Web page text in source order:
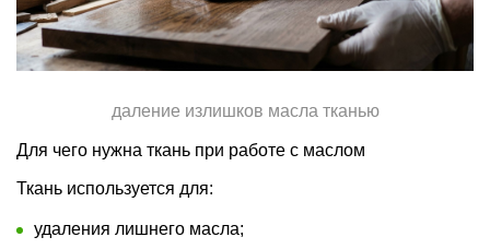
даление излишков масла тканью
Для чего нужна ткань при работе с маслом
Ткань используется для:
удаления лишнего масла;